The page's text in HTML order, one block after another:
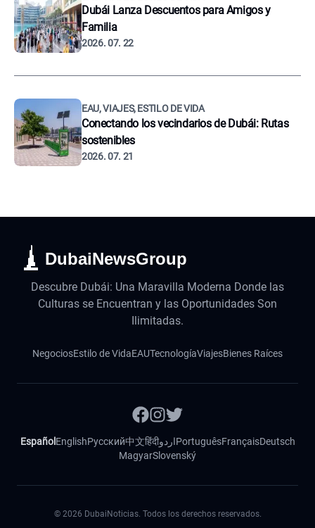
Dubái Lanza Descuentos para Amigos y
Familia
2026. 07. 22
EAU, VIAJES, ESTILO DE VIDA
Conectando los vecindarios de Dubái: Rutas
sostenibles
2026. 07. 21
DubaiNewsGroup
Descubre Dubái: Una Maravilla Moderna Donde las
Culturas se Encuentran y las Oportunidades Son
Ilimitadas.
NegociosEstilo de VidaEAUTecnologíaViajesBienes Raíces
Español EnglishРусский中文हिंदीاردوPortuguêsFrançaisDeutsch
MagyarSlovenský
© 2026 DubaiNoticias. Todos los derechos reservados.